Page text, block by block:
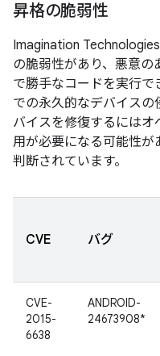
昇格の脆弱性
Imagination
の脆弱性があり、悪意
で勝手なコードを実行で
での永久的なデバイス
バイスを修復するには
用が必要になる可能性が
判断されています。
CVE バグ
CVE-
2015-
6638
ANDROID-
24673908*